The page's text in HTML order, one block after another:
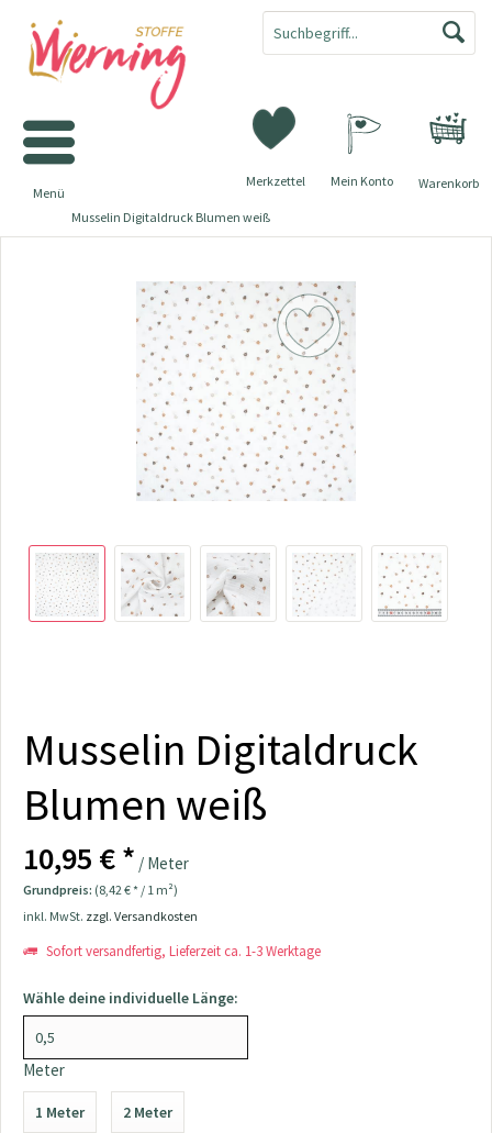
Warenkorb
Merkzettel Mein Konto
Menü
Musselin Digitaldruck Blumen weiß
Musselin Digitaldruck
Blumen weiß
10,95 € * / Meter
Grundpreis: (8,42 € * / 1 m²)
inkl. MwSt. zzgl. Versandkosten
Sofort versandfertig, Lieferzeit ca. 1-3 Werktage
Wähle deine individuelle Länge:
Meter
1 Meter 2 Meter